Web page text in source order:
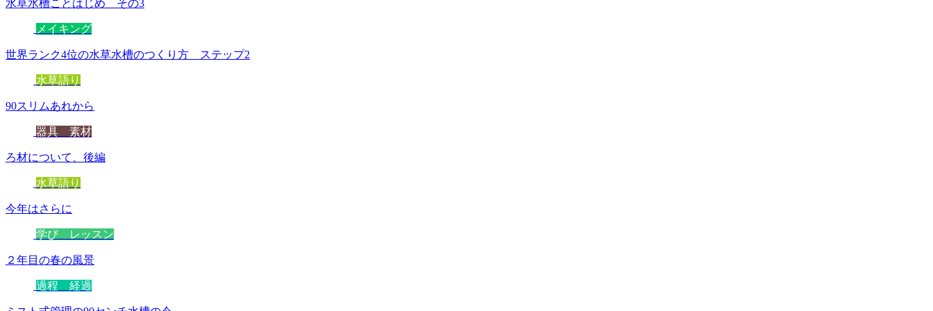
水草水槽ことはじめ その3
メイキング
世界ランク4位の水草水槽のつくり方 ステップ2
水草語り
90スリムあれから
器具 素材
ろ材について、後編
水草語り
今年はさらに
学び レッスン
２年目の春の風景
過程 経過